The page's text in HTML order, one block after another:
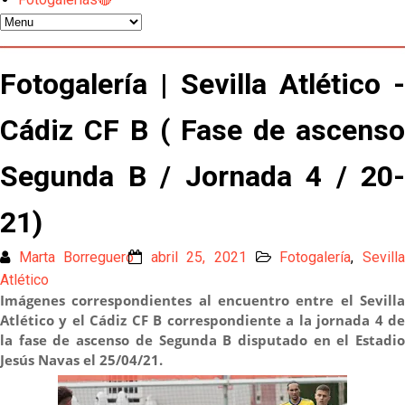
reflejado que podemos tirar para delante y
mercado
OFICIAL | Juanlu se marcha al Bournemouth
Los posibles herederos del número 16 tras la
marcha de Juanlu
Alberto Flores, muy cerca de convertirse en nuevo
jugador del Granada CF
El Granada negocia con el Sevilla FC por Alberto
Flores
El Sevilla continúa con despidos y rechaza una
oferta de 420 millones por el club
El Sevilla mueve ficha por Robbie Ure: la opción 'A'
Fotogalería | Sevilla Atlético -
Cádiz CF B ( Fase de ascenso
Segunda B / Jornada 4 / 20-
21)
Marta Borreguero abril 25, 2021 Fotogalería,Sevilla
Atlético
Imágenes correspondientes al encuentro entre el Sevilla
Atlético y el Cádiz CF B correspondiente a la jornada 4 de
la fase deascenso de Segunda B disputado en el Estadio
Jesús Navas el 25/04/21.